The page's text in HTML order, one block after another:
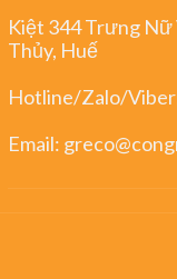
Kiệt 344 Trưng
Thủy, Huế
Hotline/Zalo/
Email: